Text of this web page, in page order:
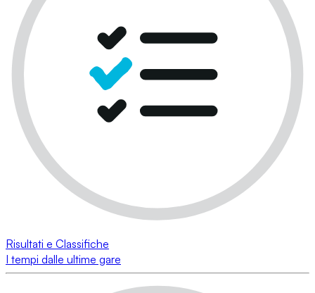
Risultati e Classifiche
I tempi dalle ultime gare